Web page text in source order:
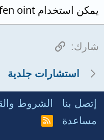
يمكن استخدام lamifen oint مرتين يوميا
شارك: الرابط
استشارات جلدية
إتصل بنا الشروط
مساعدة
R